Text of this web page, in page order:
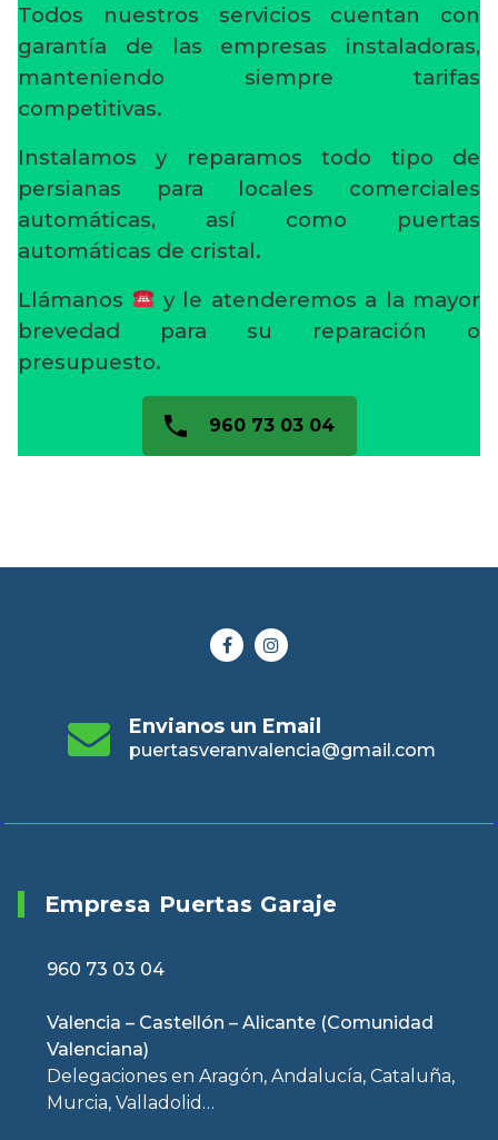
Todos nuestros servicios cuentan con
garantía de las empresas instaladoras,
manteniendo siempre tarifas
competitivas.
Instalamos y reparamos todo tipo de
persianas para locales comerciales
automáticas, así como puertas
automáticas de cristal.
Llámanos
y le atenderemos a la mayor
brevedad para su reparación o
presupuesto.
960 73 03 04
Envianos un Email
puertasveranvalencia@gmail.com
Empresa Puertas Garaje
960 73 03 04
Valencia – Castellón – Alicante (Comunidad
Valenciana)
Delegaciones en Aragón, Andalucía, Cataluña,
Murcia, Valladolid…